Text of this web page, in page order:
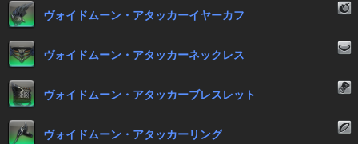
ヴォイドムーン・アタッカーイヤーカフ
ヴォイドムーン・アタッカーネックレス
ヴォイドムーン・アタッカーブレスレット
ヴォイドムーン・アタッカーリング